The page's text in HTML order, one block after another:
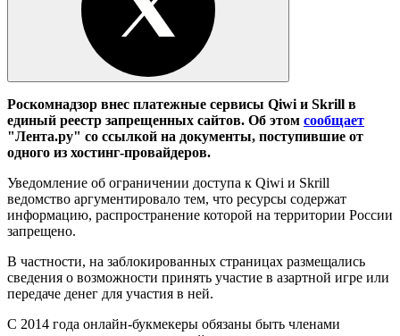
Роскомнадзор внес платежные сервисы Qiwi и Skrill в
единый реестр запрещенных сайтов. Об этом сообщает
"Лента.ру" со ссылкой на документы, поступившие от
одного из хостинг-провайдеров.
Уведомление об ограничении доступа к Qiwi и Skrill
ведомство аргументировало тем, что ресурсы содержат
информацию, распространение которой на территории России
запрещено.
В частности, на заблокированных страницах размещались
сведения о возможности принять участие в азартной игре или
передаче денег для участия в ней.
С 2014 года онлайн-букмекеры обязаны быть членами